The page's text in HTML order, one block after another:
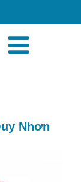
tại Quy
Nhơn